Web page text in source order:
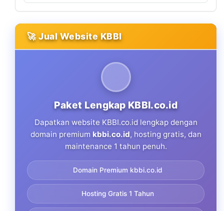
🚀 Jual Website KBBI
Paket Lengkap KBBI.co.id
Dapatkan website KBBI.co.id lengkap dengan
domain premium kbbi.co.id, hosting gratis, dan
maintenance 1 tahun penuh.
Domain Premium kbbi.co.id
Hosting Gratis 1 Tahun